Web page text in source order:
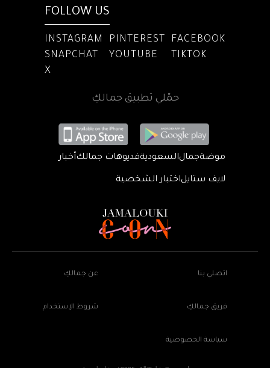
FOLLOW US
INSTAGRAM PINTEREST
FACEBOOK
SNAPCHAT
YOUTUBE
TIKTOK
X
حمّلي تطبيق جمالكِ
موضةجمالالسعوديةفديوهات جمالكأخبار
لايف ستايلاختبار الشخصية
اتصلي بنا عن جمالكِ
فريق جمالكِ شروط الإستخدام
سياسة الخصوصية